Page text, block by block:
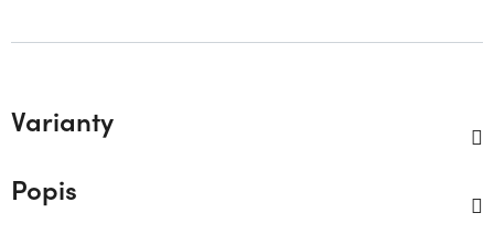
Varianty
Popis